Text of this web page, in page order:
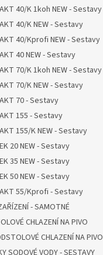
40/K 1koh NEW - Sestavy
40/K NEW - Sestavy
40/Kprofi NEW - Sestavy
40 NEW - Sestavy
70/K 1koh NEW - Sestavy
70/K NEW - Sestavy
70 - Sestavy
155 - Sestavy
155/K NEW - Sestavy
20 NEW - Sestavy
35 NEW - Sestavy
50 NEW - Sestavy
55/Kprofi - Sestavy
- SAMOTNÉ
CHLAZENÍ NA PIVO
CHLAZENÍ NA PIVO
SODOVÉ VODY - SESTAVY